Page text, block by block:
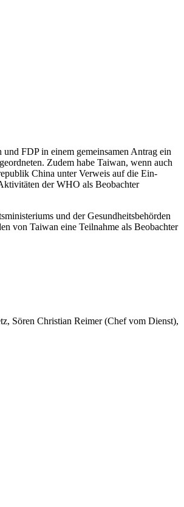
FDP in einem gemeinsamen Antrag ein
Zudem habe Taiwan, wenn auch
China unter Verweis auf die Ein-
der WHO als Beobachter
und der Gesundheitsbehörden
von Taiwan eine Teilnahme als Beobachter
Sören Christian Reimer (Chef vom Dienst),